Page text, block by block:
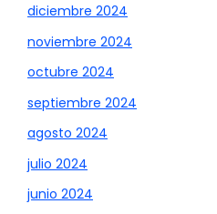
diciembre 2024
noviembre 2024
octubre 2024
septiembre 2024
agosto 2024
julio 2024
junio 2024